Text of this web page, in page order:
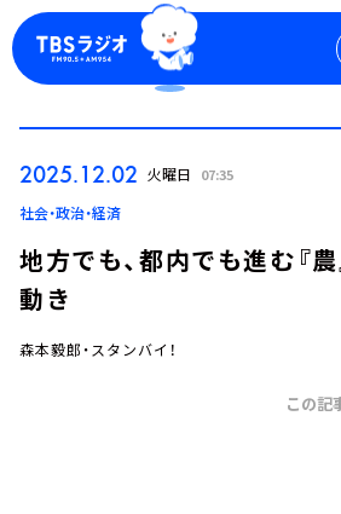
2025.12.02 火曜日 07:35
社会・政治・経済
地方でも、都内でも進む『
動き
森本毅郎・スタンバイ！
この記